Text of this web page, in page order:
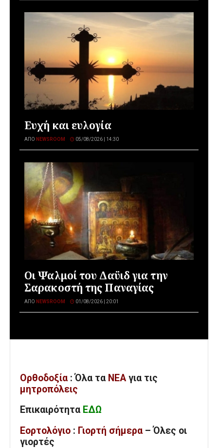
Ευχή και ευλογία
ΑΠΌ NEWSROOM 05/08/2026 | 14:30
Οι Ψαλμοί του Δαϋιδ για την
Σαρακοστή της Παναγίας
ΑΠΌ NEWSROOM 01/08/2026 | 20:01
Ορθοδοξία : Όλα τα ΝΕΑ για τις
μητροπόλεις
Επικαιρότητα ΕΔΩ
Εορτολόγιο : Γιορτή σήμερα – Όλες οι
γιορτές